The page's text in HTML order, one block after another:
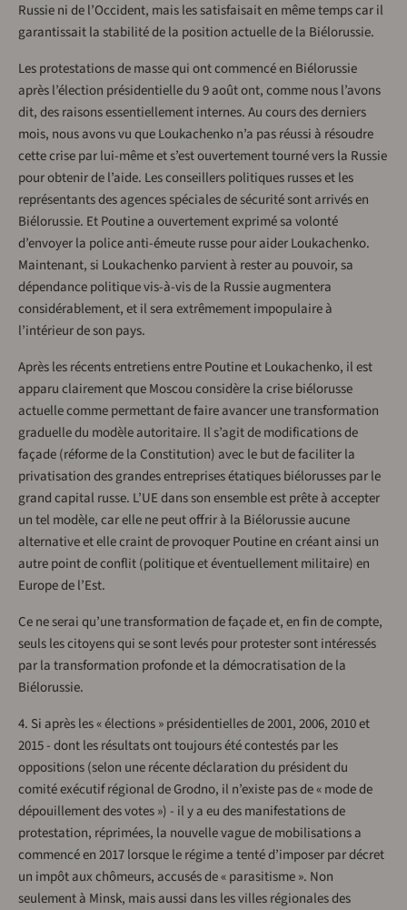
Russie ni de l’Occident, mais les satisfaisait en même temps car il
garantissait la stabilité de la position actuelle de la Biélorussie.
Les protestations de masse qui ont commencé en Biélorussie
après l’élection présidentielle du 9 août ont, comme nous l’avons
dit, des raisons essentiellement internes. Au cours des derniers
mois, nous avons vu que Loukachenko n’a pas réussi à résoudre
cette crise par lui-même et s’est ouvertement tourné vers la Russie
pour obtenir de l’aide. Les conseillers politiques russes et les
représentants des agences spéciales de sécurité sont arrivés en
Biélorussie. Et Poutine a ouvertement exprimé sa volonté
d’envoyer la police anti-émeute russe pour aider Loukachenko.
Maintenant, si Loukachenko parvient à rester au pouvoir, sa
dépendance politique vis-à-vis de la Russie augmentera
considérablement, et il sera extrêmement impopulaire à
l’intérieur de son pays.
Après les récents entretiens entre Poutine et Loukachenko, il est
apparu clairement que Moscou considère la crise biélorusse
actuelle comme permettant de faire avancer une transformation
graduelle du modèle autoritaire. Il s’agit de modifications de
façade (réforme de la Constitution) avec le but de faciliter la
privatisation des grandes entreprises étatiques biélorusses par le
grand capital russe. L’UE dans son ensemble est prête à accepter
un tel modèle, car elle ne peut offrir à la Biélorussie aucune
alternative et elle craint de provoquer Poutine en créant ainsi un
autre point de conflit (politique et éventuellement militaire) en
Europe de l’Est.
Ce ne serai qu’une transformation de façade et, en fin de compte,
seuls les citoyens qui se sont levés pour protester sont intéressés
par la transformation profonde et la démocratisation de la
Biélorussie.
4. Si après les « élections » présidentielles de 2001, 2006, 2010 et
2015 - dont les résultats ont toujours été contestés par les
oppositions (selon une récente déclaration du président du
comité exécutif régional de Grodno, il n’existe pas de « mode de
dépouillement des votes ») - il y a eu des manifestations de
protestation, réprimées, la nouvelle vague de mobilisations a
commencé en 2017 lorsque le régime a tenté d’imposer par décret
un impôt aux chômeurs, accusés de « parasitisme ». Non
seulement à Minsk, mais aussi dans les villes régionales des